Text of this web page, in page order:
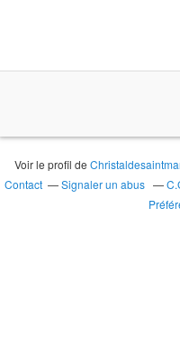
Voir le profil de
Contact
Signaler un abus